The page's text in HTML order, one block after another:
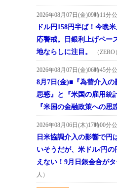
2026年08月07日(金)09時11分
ドル円158円半ば！今晩
応警戒。日銀利上げペー
地ならしに注目。
（ZERO）
2026年08月07日(金)06時45分
8月7日(金)■『為替介入
思惑』と『米国の雇用統
『米国の金融政策への
2026年08月06日(木)17時00分
日米協調介入の影響で円
いそうだが、米ドル/円
えない！9月日銀会合が
人）